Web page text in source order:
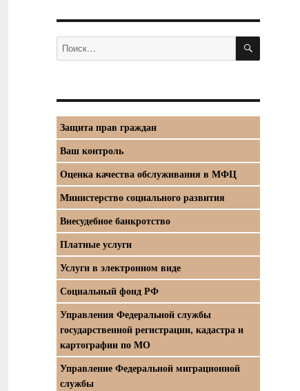
Искать: ПОИСК
Защита прав граждан
Ваш контроль
Оценка качества обслуживания в МФЦ
Министерство социального развития
Внесудебное банкротство
Платные услуги
Услуги в электронном виде
Социальный фонд РФ
Управления Федеральной службы
государственной регистрации, кадастра и
картографии по МО
Управление Федеральной миграционной
службы